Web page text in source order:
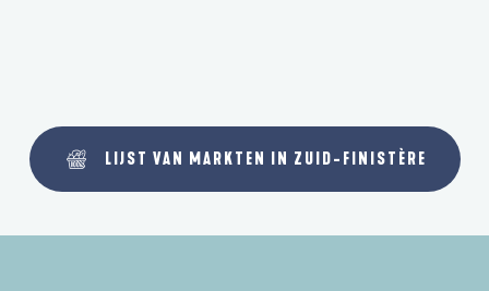
LIJST VAN MARKTEN IN ZUID-FINISTÈRE